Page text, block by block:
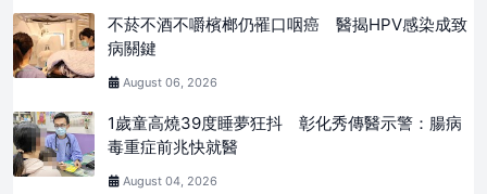
不菸不酒不嚼檳榔仍罹口咽癌 醫揭HPV感染成致
病關鍵
August 06, 2026
1歲童高燒39度睡夢狂抖 彰化秀傳醫示警：腸病
毒重症前兆快就醫
August 04, 2026